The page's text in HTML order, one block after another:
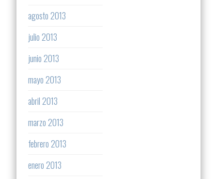
agosto 2013
julio 2013
junio 2013
mayo 2013
abril 2013
marzo 2013
febrero 2013
enero 2013